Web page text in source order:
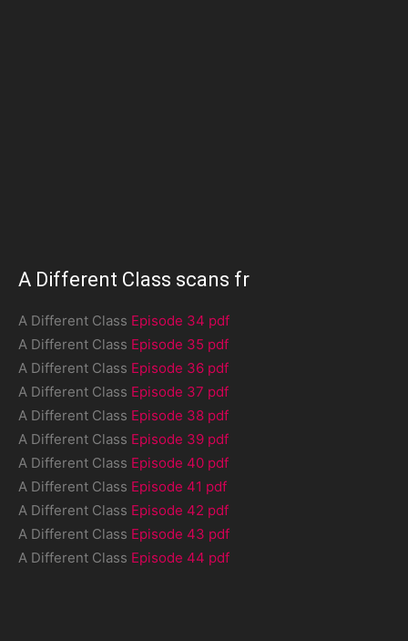
A Different Class scans fr
A Different Class Episode 34 pdf
A Different Class Episode 35 pdf
A Different Class Episode 36 pdf
A Different Class Episode 37 pdf
A Different Class Episode 38 pdf
A Different Class Episode 39 pdf
A Different Class Episode 40 pdf
A Different Class Episode 41 pdf
A Different Class Episode 42 pdf
A Different Class Episode 43 pdf
A Different Class Episode 44 pdf